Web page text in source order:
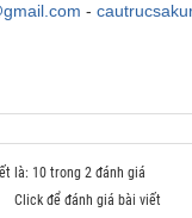
-
là: 10 trong 2 đánh giá
Click để đánh giá bài viết